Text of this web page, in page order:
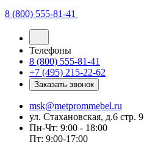
8 (800) 555-81-41
Телефоны
8 (800) 555-81-41
+7 (495) 215-22-62
Заказать звонок
msk@metprommebel.ru
ул. Стахановская, д.6 стр. 9
Пн-Чт: 9:00 - 18:00
Пт: 9:00-17:00